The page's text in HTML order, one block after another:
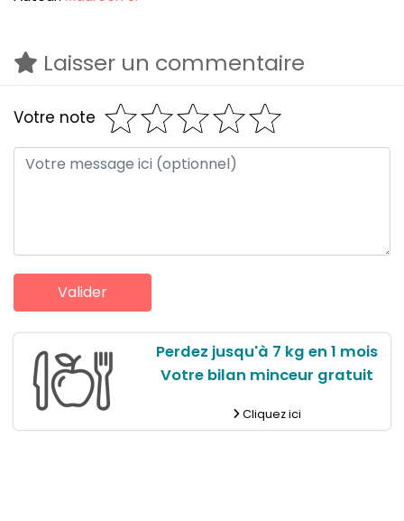
Laisser un commentaire
Votre note
Perdez jusqu'à 7 kg en 1 mois
Votre bilan minceur gratuit
Cliquez ici